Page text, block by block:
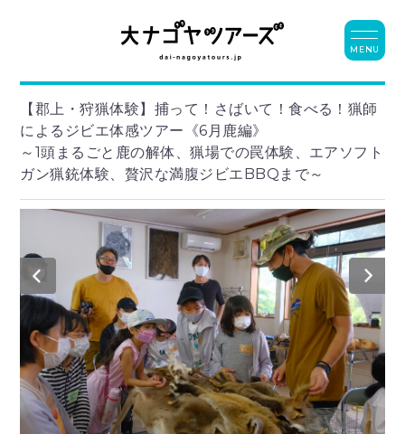
【郡上・狩猟体験】捕って！さばいて！食べる！猟師
によるジビエ体感ツアー《6月鹿編》
～1頭まるごと鹿の解体、猟場での罠体験、エアソフト
ガン猟銃体験、贅沢な満腹ジビエBBQまで～
MENU